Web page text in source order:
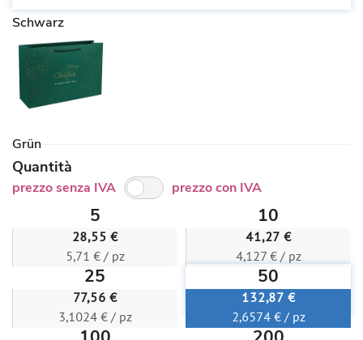
Schwarz
Grün
Quantità
prezzo senza IVA prezzo con IVA
5
28,55 €
5,71 € / pz
10
41,27 €
4,127 € / pz
25
77,56 €
3,1024 € / pz
50
132,87 €
2,6574 € / pz